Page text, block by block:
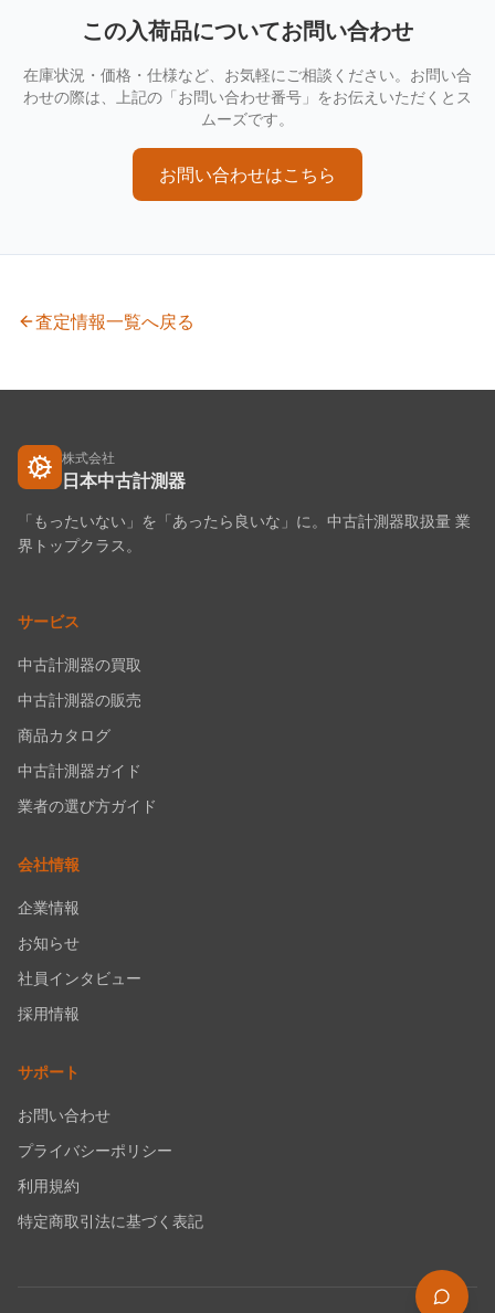
この入荷品についてお問い合わせ
在庫状況・価格・仕様など、お気軽にご相談ください。お問い合
わせの際は、上記の「お問い合わせ番号」をお伝えいただくとス
ムーズです。
お問い合わせはこちら
査定情報一覧へ戻る
株式会社
日本中古計測器
「もったいない」を「あったら良いな」に。中古計測器取扱量 業
界トップクラス。
サービス
中古計測器の買取
中古計測器の販売
商品カタログ
中古計測器ガイド
業者の選び方ガイド
会社情報
企業情報
お知らせ
社員インタビュー
採用情報
サポート
お問い合わせ
プライバシーポリシー
利用規約
特定商取引法に基づく表記